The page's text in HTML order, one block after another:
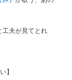
工夫が見てとれ
】